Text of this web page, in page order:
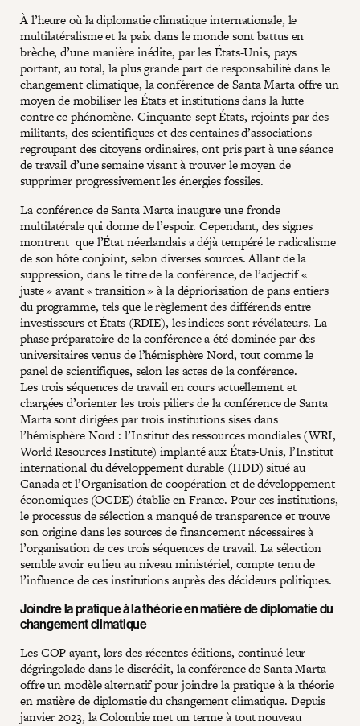
À l’heure où la diplomatie climatique internationale, le
multilatéralisme et la paix dans le monde sont battus en
brèche, d’une manière inédite, par les États-Unis, pays
portant, au total, la plus grande part de responsabilité dans le
changement climatique, la conférence de Santa Marta offre un
moyen de mobiliser les États et institutions dans la lutte
contre ce phénomène. Cinquante-sept États, rejoints par des
militants, des scientifiques et des centaines d’associations
regroupant des citoyens ordinaires, ont pris part à une séance
de travail d’une semaine visant à trouver le moyen de
supprimer progressivement les énergies fossiles.
La conférence de Santa Marta inaugure une fronde
multilatérale qui donne de l’espoir. Cependant, des signes
montrent que l’État néerlandais a déjà tempéré le radicalisme
de son hôte conjoint, selon diverses sources. Allant de la
suppression, dans le titre de la conférence, de l’adjectif «
juste » avant « transition » à la dépriorisation de pans entiers
du programme, tels que le règlement des différends entre
investisseurs et États (RDIE), les indices sont révélateurs. La
phase préparatoire de la conférence a été dominée par des
universitaires venus de l’hémisphère Nord, tout comme le
panel de scientifiques, selon les actes de la conférence.
Les trois séquences de travail en cours actuellement et
chargées d’orienter les trois piliers de la conférence de Santa
Marta sont dirigées par trois institutions sises dans
l’hémisphère Nord : l’Institut des ressources mondiales (WRI,
World Resources Institute) implanté aux États-Unis, l’Institut
international du développement durable (IIDD) situé au
Canada et l’Organisation de coopération et de développement
économiques (OCDE) établie en France. Pour ces institutions,
le processus de sélection a manqué de transparence et trouve
son origine dans les sources de financement nécessaires à
l’organisation de ces trois séquences de travail. La sélection
semble avoir eu lieu au niveau ministériel, compte tenu de
l’influence de ces institutions auprès des décideurs politiques.
Joindre la pratique à la théorie en matière de diplomatie du
changement climatique
Les COP ayant, lors des récentes éditions, continué leur
dégringolade dans le discrédit, la conférence de Santa Marta
offre un modèle alternatif pour joindre la pratique à la théorie
en matière de diplomatie du changement climatique. Depuis
janvier 2023, la Colombie met un terme à tout nouveau